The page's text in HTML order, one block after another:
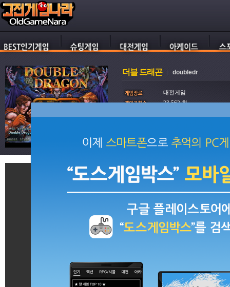
더블 드래곤 doubledr
대전게임
23,562 회